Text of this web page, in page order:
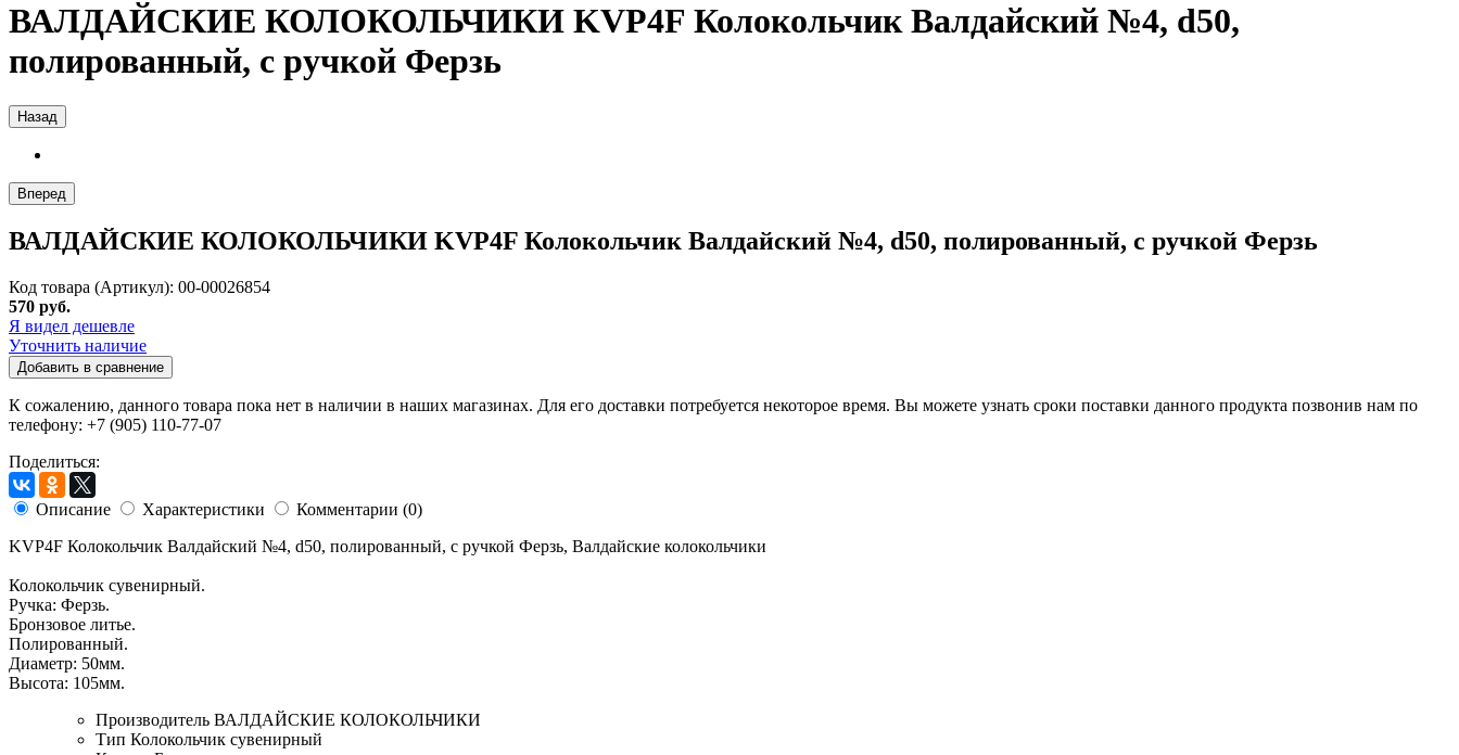
ВАЛДАЙСКИЕ КОЛОКОЛЬЧИКИ KVP4F Колокольчик Валдайский №4, d50,
полированный, с ручкой Ферзь
Назад
Вперед
ВАЛДАЙСКИЕ КОЛОКОЛЬЧИКИ KVP4F Колокольчик Валдайский №4, d50, полированный, с ручкой Ферзь
Код товара (Артикул): 00-00026854
570 руб.
Я видел дешевле
Уточнить наличие
Добавить в сравнение
К сожалению, данного товара пока нет в наличии в наших магазинах. Для его доставки потребуется некоторое время. Вы можете узнать сроки поставки данного продукта позвонив нам по
телефону: +7 (905) 110-77-07
Поделиться:
Описание Характеристики
Комментарии (0)
KVP4F Колокольчик Валдайский №4, d50, полированный, с ручкой Ферзь, Валдайские колокольчики
Колокольчик сувенирный.
Ручка: Ферзь.
Бронзовое литье.
Полированный.
Диаметр: 50мм.
Высота: 105мм.
Производитель ВАЛДАЙСКИЕ КОЛОКОЛЬЧИКИ
Тип Колокольчик сувенирный